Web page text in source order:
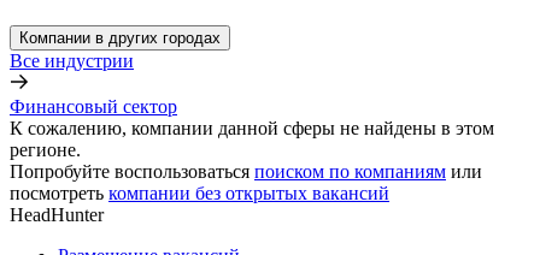
Компании в других городах
Все индустрии
Финансовый сектор
К сожалению, компании данной сферы не найдены в этом
регионе.
Попробуйте воспользоваться поиском по компаниям или
посмотреть компании без открытых вакансий
HeadHunter